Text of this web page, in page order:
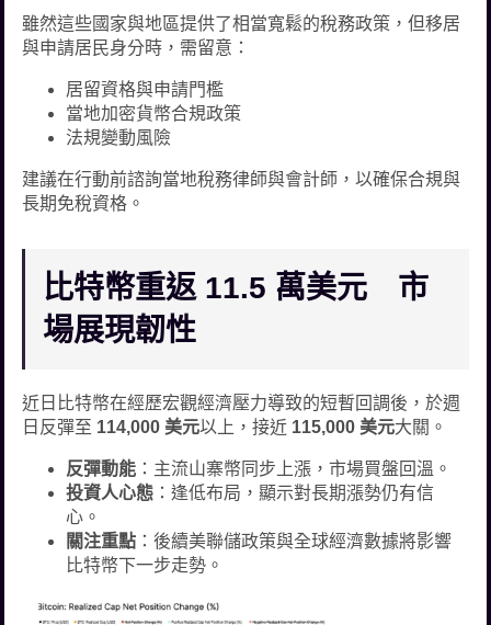
雖然這些國家與地區提供了相當寬鬆的稅務政策，但移居
與申請居民身分時，需留意：
居留資格與申請門檻
當地加密貨幣合規政策
法規變動風險
建議在行動前諮詢當地稅務律師與會計師，以確保合規與
長期免稅資格。
比特幣重返 11.5 萬美元 市
場展現韌性
近日比特幣在經歷宏觀經濟壓力導致的短暫回調後，於週
日反彈至 114,000 美元以上，接近 115,000 美元大關。
反彈動能 ：主流山寨幣同步上漲，市場買盤回溫。
投資人心態 ：逢低布局，顯示對長期漲勢仍有信
心。
關注重點 ：後續美聯儲政策與全球經濟數據將影響
比特幣下一步走勢。